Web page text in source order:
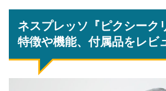
ネスプレッソ『ピクシーク
特徴や機能、付属品をレビ